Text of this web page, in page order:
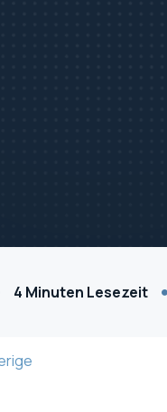
4 Minuten Lesezeit